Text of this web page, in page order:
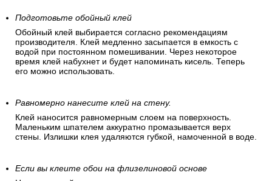
Подготовьте обойный клей
Обойный клей выбирается согласно рекомендациям
производителя. Клей медленно засыпается в емкость с
водой при постоянном помешивании. Через некоторое
время клей набухнет и будет напоминать кисель. Теперь
его можно использовать.
Равномерно нанесите клей на стену.
Клей наносится равномерным слоем на поверхность.
Маленьким шпателем аккуратно промазывается верх
стены. Излишки клея удаляются губкой, намоченной в воде.
Если вы клеите обои на флизелиновой основе